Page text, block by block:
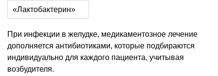
«Лактобактерин»
При инфекции в желудке, медикаментозное лечение
дополняется антибиотиками, которые подбираются
индивидуально для каждого пациента, учитывая
возбудителя.